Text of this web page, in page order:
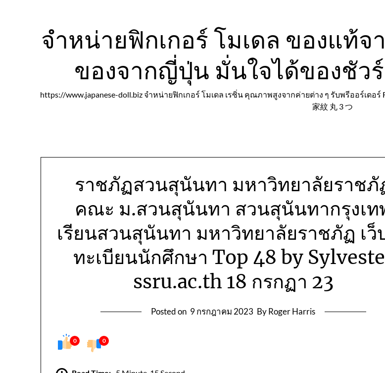
จำหน่ายฟิกเกอร์ โมเดล ของแท้
ของจากญี่ปุ่น มั่นใจได้ของชัวร์
https://www.japanese-doll.biz จำหน่ายฟิกเกอร์ โมเดล เรซิ่น คุณภาพสูงจากค่ายต่าง ๆ รับพรีออร์เดอ
家紋 丸 3 つ
ราชภัฏสวนสุนันทา มหาวิทยาลัยราชภั
คณะ ม.สวนสุนันทา สวนสุนันทากรุงเท
เรียนสวนสุนันทา มหาวิทยาลัยราชภัฏ เว็
ทะเบียนนักศึกษา Top 48 by
ssru.ac.th 18 กรกฏา 23
Posted on 9 กรกฎาคม 2023 By Roger Harris
0 0